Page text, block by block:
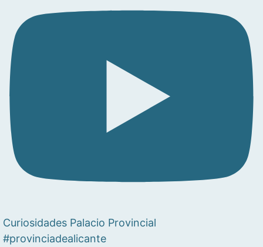
Curiosidades Palacio Provincial
#provinciadealicante